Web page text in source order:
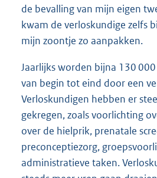
de bevalling van mijn eigen
kwam de verloskundige zelfs
mijn zoontje zo aanpakken.
Jaarlijks worden bijna 130
van begin tot eind door een
Verloskundigen hebben er
gekregen, zoals voorlichting
over de hielprik, prenatale
preconceptiezorg,
administratieve taken.